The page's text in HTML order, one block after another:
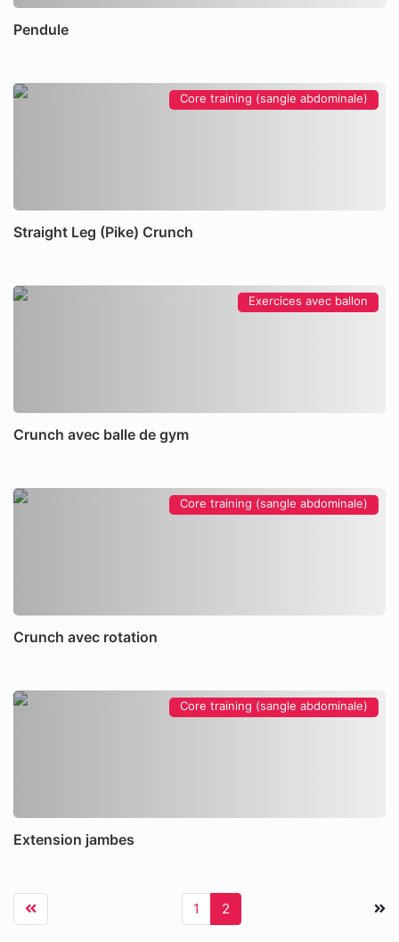
Pendule
Core training (sangle abdominale)
Straight Leg (Pike) Crunch
Exercices avec ballon
Crunch avec balle de gym
Core training (sangle abdominale)
Crunch avec rotation
Core training (sangle abdominale)
Extension jambes
1 2